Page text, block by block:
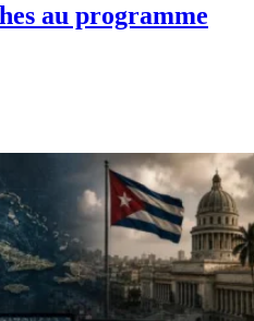
au programme